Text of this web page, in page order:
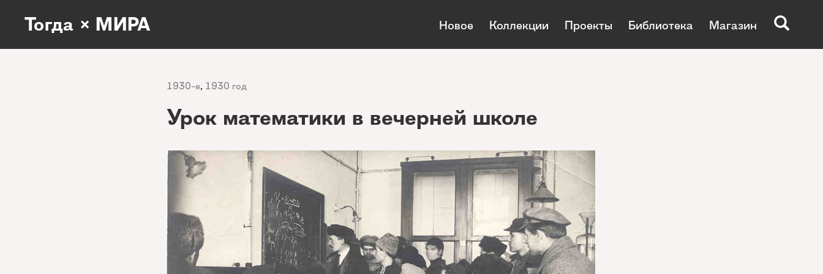
Тогда × МИРА Новое Коллекции Проекты Библиотека Магазин
1930-е, 1930 год
Урок математики в вечерней школе